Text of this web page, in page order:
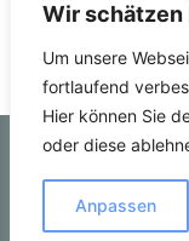
Wir schätzen
Um unsere
fortlaufend
Hier können Sie
oder diese
Anpassen
Kontakt